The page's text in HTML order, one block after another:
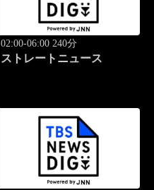
02:00-06:00 240分
ストレートニュース